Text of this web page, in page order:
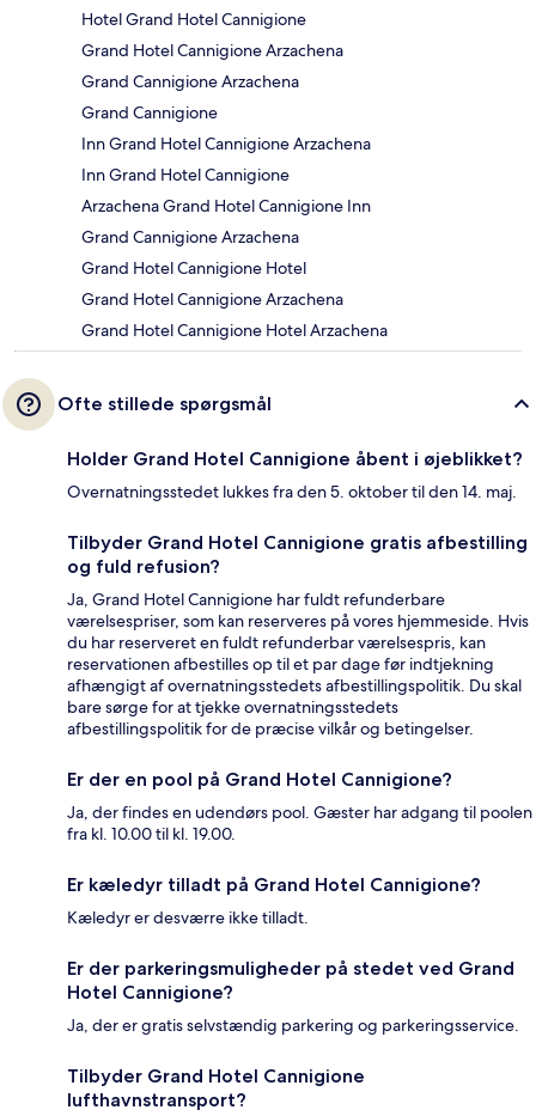
Hotel Grand Hotel Cannigione
Grand Hotel Cannigione Arzachena
Grand Cannigione Arzachena
Grand Cannigione
Inn Grand Hotel Cannigione Arzachena
Inn Grand Hotel Cannigione
Arzachena Grand Hotel Cannigione Inn
Grand Cannigione Arzachena
Grand Hotel Cannigione Hotel
Grand Hotel Cannigione Arzachena
Grand Hotel Cannigione Hotel Arzachena
Ofte stillede spørgsmål
Holder Grand Hotel Cannigione åbent i øjeblikket?
Overnatningsstedet lukkes fra den 5. oktober til den 14. maj.
Tilbyder Grand Hotel Cannigione gratis afbestilling
og fuld refusion?
Ja, Grand Hotel Cannigione har fuldt refunderbare
værelsespriser, som kan reserveres på vores hjemmeside. Hvis
du har reserveret en fuldt refunderbar værelsespris, kan
reservationen afbestilles op til et par dage før indtjekning
afhængigt af overnatningsstedets afbestillingspolitik. Du skal
bare sørge for at tjekke overnatningsstedets
afbestillingspolitik for de præcise vilkår og betingelser.
Er der en pool på Grand Hotel Cannigione?
Ja, der findes en udendørs pool. Gæster har adgang til poolen
fra kl. 10.00 til kl. 19.00.
Er kæledyr tilladt på Grand Hotel Cannigione?
Kæledyr er desværre ikke tilladt.
Er der parkeringsmuligheder på stedet ved Grand
Hotel Cannigione?
Ja, der er gratis selvstændig parkering og parkeringsservice.
Tilbyder Grand Hotel Cannigione
lufthavnstransport?